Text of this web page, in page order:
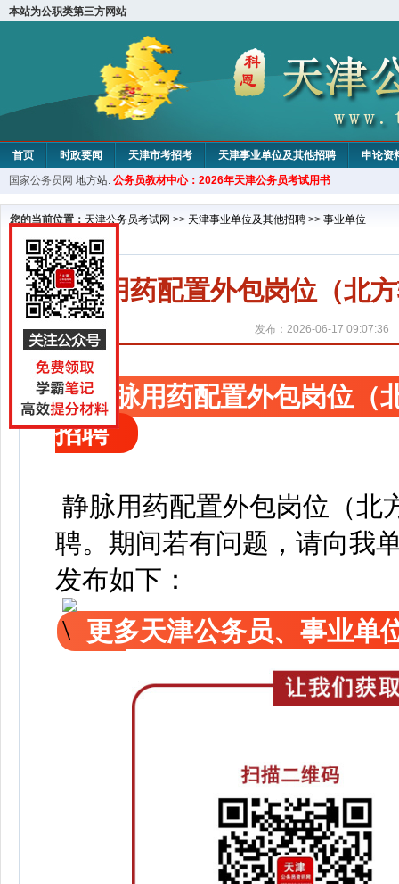
本站为公职类第三方网站
首页 时政要闻 天津市考招考 天津事业单位及其他招聘 申论资
教材中心
国家公务员网 地方站: 公务员教材中心：2026年天津公务员考试用书
您的当前位置： 天津公务员考试网 >> 天津事业单位及其他招聘 >> 事业单位
静脉用药配置外包岗位（北
发布：2026-06-17 09:07:36
静脉用药配置外包岗位（
招聘
静脉用药配置外包岗位（北
聘。 期间若有问题，请向我
发布如下：
更多天津公务员、事业单